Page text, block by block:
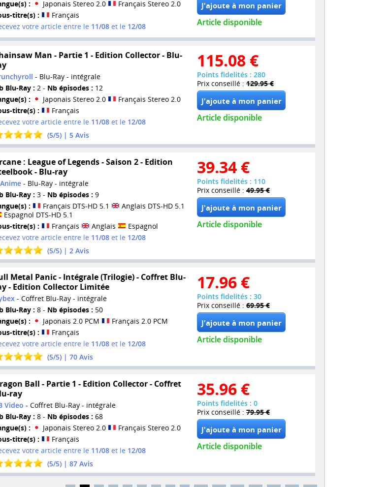
:
Japonais Stereo 2.0
Français Stereo 2.0
titre(s) :
Français
votre article entre le 11/08et le 12/08 Article disponible
Man - Partie 1 - Edition Collector - Blu-
- Blu-Ray - intégrale
Blu-Ray : 2 - Nb épisodes : 12
:
Japonais Stereo 2.0
Français Stereo 2.0
titre(s) :
Français
votre article entre le 11/08et le 12/08
(5/5) | 5Avis
115.08 €
Points fidelités : 280
Prix conseillé : 129.95 €
Article disponible
: League of Legends - Saison 2 - Edition
- Blu-ray
- Blu-Ray - intégrale
Blu-Ray : 3 - Nb épisodes : 9
:
Français DTS-HD 5.1
Anglais DTS-HD 5.1
Espagnol DTS-HD 5.1
titre(s) :
Français Anglais
Espagnol
votre article entre le 11/08et le 12/08
(5/5) | 2Avis
39.34 €
Points fidelités : 110
Prix conseillé : 49.95 €
Article disponible
Metal Panic - Intégrale (Trilogie) - Coffret Blu-
- Edition Collector Limitée
- Coffret Blu-Ray - intégrale
Blu-Ray : 8 - Nb épisodes : 50
:
Japonais 2.0 PCM
Français 2.0 PCM
titre(s) :
Français
votre article entre le 11/08et le 12/08
(5/5) | 70Avis
17.96 €
Points fidelités : 30
Prix conseillé : 69.95 €
Article disponible
Ball - Partie 1 - Edition Collector - Coffret
ray
Video - Coffret Blu-Ray - intégrale
Blu-Ray : 8 - Nb épisodes : 68
:
Japonais Stereo 2.0
Français Stereo 2.0
titre(s) :
Français
votre article entre le 11/08et le 12/08
(5/5) | 87Avis
35.96 €
Points fidelités : 0
Prix conseillé : 79.95 €
Article disponible